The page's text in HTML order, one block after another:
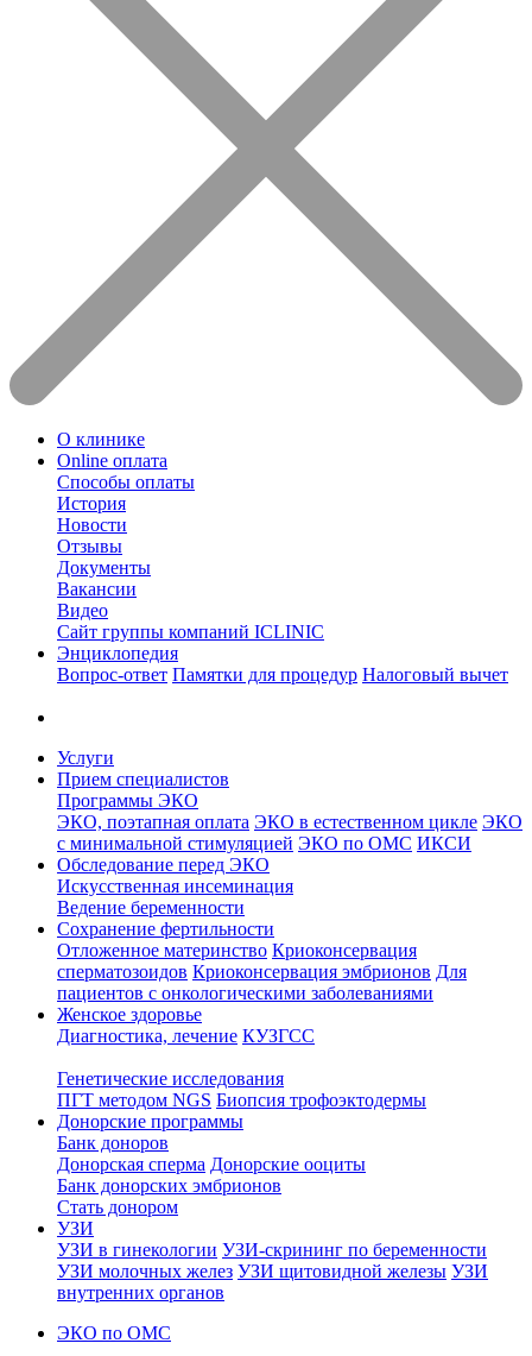
О клинике
Online оплата
Способы оплаты
История
Новости
Отзывы
Документы
Вакансии
Видео
Сайт группы компаний ICLINIC
Энциклопедия
Вопрос-ответ Памятки для процедур Налоговый вычет
Услуги
Прием специалистов
Программы ЭКО
ЭКО, поэтапная оплата ЭКО в естественном цикле ЭКО
с минимальной стимуляцией ЭКО по ОМС ИКСИ
Обследование перед ЭКО
Искусственная инсеминация
Ведение беременности
Сохранение фертильности
Отложенное материнство Криоконсервация
сперматозоидов Криоконсервация эмбрионов Для
пациентов с онкологическими заболеваниями
Женское здоровье
Диагностика, лечение КУЗГСС
Генетические исследования
ПГТ методом NGS Биопсия трофоэктодермы
Донорские программы
Банк доноров
Донорская сперма Донорские ооциты
Банк донорских эмбрионов
Стать донором
УЗИ
УЗИ в гинекологии УЗИ-скрининг по беременности
УЗИ молочных желез УЗИ щитовидной железы УЗИ
внутренних органов
ЭКО по ОМС